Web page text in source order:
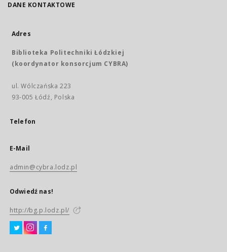
DANE KONTAKTOWE
Adres
Biblioteka Politechniki Łódzkiej
(koordynator konsorcjum CYBRA)
ul. Wólczańska 223
93-005 Łódź, Polska
Telefon
E-Mail
admin@cybra.lodz.pl
Odwiedź nas!
http://bg.p.lodz.pl/